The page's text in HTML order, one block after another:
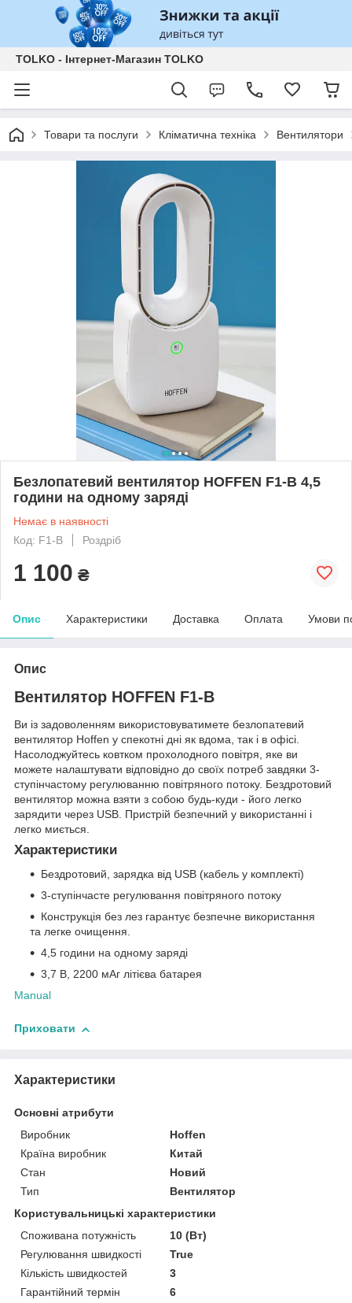
TOLKO - Інтернет-Магазин TOLKO
Товари та послуги Кліматична техніка Вентилятори
Безлопатевий вентилятор HOFFEN F1-B 4,5
години на одному заряді
Немає в наявності
Код: F1-B
Роздріб
1 100 ₴
Опис Характеристики Доставка Оплата Умови
Опис
Вентилятор HOFFEN F1-B
Ви із задоволенням використовуватимете безлопатевий
вентилятор Hoffen у спекотні дні як вдома, так і в офісі.
Насолоджуйтесь ковтком прохолодного повітря, яке ви
можете налаштувати відповідно до своїх потреб завдяки 3-
ступінчастому регулюванню повітряного потоку. Бездротовий
вентилятор можна взяти з собою будь-куди - його легко
зарядити через USB. Пристрій безпечний у використанні і
легко миється.
Характеристики
Бездротовий, зарядка від USB (кабель у комплекті)
3-ступінчасте регулювання повітряного потоку
Конструкція без лез гарантує безпечне використання
та легке очищення.
4,5 години на одному заряді
3,7 В, 2200 мАг літієва батарея
Manual
Приховати
Характеристики
Основні атрибути
Виробник
Hoffen
Країна виробник
Китай
Стан
Новий
Тип
Вентилятор
Користувальницькі характеристики
Споживана потужність
10 (Вт)
Регулювання швидкості
True
Кількість швидкостей
3
Гарантійний термін
6